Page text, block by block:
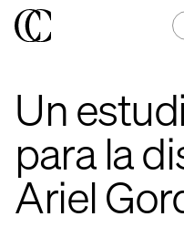
Un
para la
Ariel